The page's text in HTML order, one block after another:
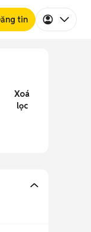
tin
Xoá
lọc